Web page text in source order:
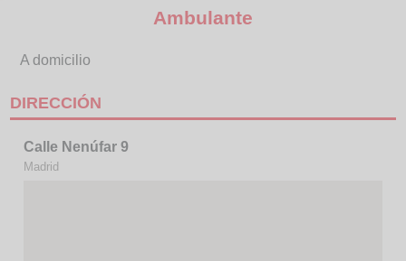
Ambulante
A domicilio
DIRECCIÓN
Calle Nenúfar 9
Madrid